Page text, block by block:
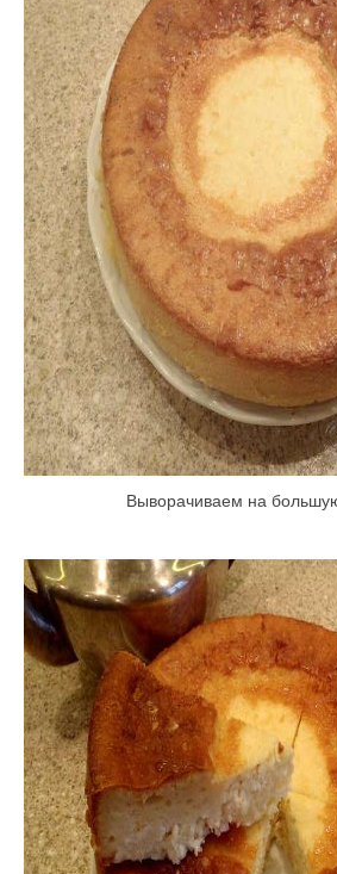
Выворачиваем на